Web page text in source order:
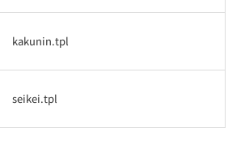
kakunin.tpl
seikei.tpl